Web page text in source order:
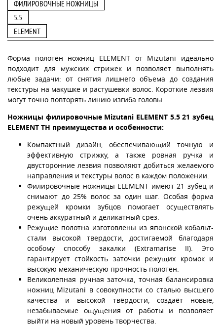
ФИЛИРОВОЧНЫЕ НОЖНИЦЫ
5.5
ELEMENT
Форма полотен ножниц ELEMENT от Mizutani идеально
подходит для мужских стрижек и позволяет выполнять
любые задачи: от снятия лишнего объема до создания
текстуры на макушке и растушевки волос. Короткие лезвия
могут точно повторять линию изгиба головы.
Ножницы филировочные Mizutani ELEMENT 5.5 21 зубец
ELEMENT TH преимущества и особенности:
Компактный дизайн, обеспечивающий точную и
эффективную стрижку, а также ровная ручка и
двусторонние лезвия позволяют добиться желаемого
направления и текстуры волос в каждом положении.
Филировочные ножницы ELEMENT имеют 21 зубец и
снимают до 25% волос за один шаг. Особая форма
режущей кромки зубцов помогает осуществлять
очень аккуратный и деликатный срез.
Режущие полотна изготовлены из японской кобальт-
стали высокой твердости, достигаемой благодаря
особому способу закалки (Extramarise II). Это
гарантирует стойкость заточки режущих кромок и
высокую механическую прочность полотен.
Великолепная ручная заточка, точная балансировка
ножниц Mizutani в совокупности со сталью высшего
качества и высокой твёрдости, создаёт новые,
незабываемые ощущения от работы и позволяет
выйти на новый уровень творчества.